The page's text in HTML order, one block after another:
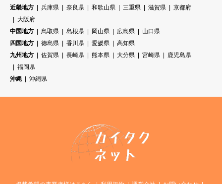
近畿地方
兵庫県 奈良県 和歌山県 三重県 滋賀県
京都府
大阪府
中国地方
鳥取県 島根県 岡山県 広島県
山口県
四国地方
徳島県 香川県 愛媛県
高知県
九州地方
佐賀県 長崎県 熊本県 大分県 宮崎県
鹿児島県
福岡県
沖縄
沖縄県